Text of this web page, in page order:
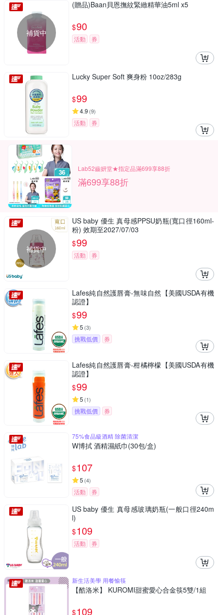
補貨中
(贈品)Baan貝恩撫紋緊緻精華油5ml x5
$90
活動 券
Lucky Super Soft 爽身粉 10oz/283g
$99
4.9 (9)
活動 券
Lab52齒妍堂★指定品滿699享88折
滿699享88折
補貨中
US baby 優生 真母感PPSU奶瓶(寬口徑160ml-
粉) 效期至2027/07/03
$99
活動 券
Lafes純自然護唇膏-無味自然【美國USDA有機
認證】
$99
5 (3)
挑戰低價 券
Lafes純自然護唇膏-柑橘檸檬【美國USDA有機
認證】
$99
5 (1)
挑戰低價 券
75%食品級酒精 除菌清潔
W博拭 酒精濕紙巾(30包/盒)
$107
5 (4)
活動 券
US baby 優生 真母感玻璃奶瓶(一般口徑240m
l)
$109
活動 券
新生活美學 用餐愉筷
【酷洛米】 KUROMI甜蜜愛心合金筷5雙/1組
$109